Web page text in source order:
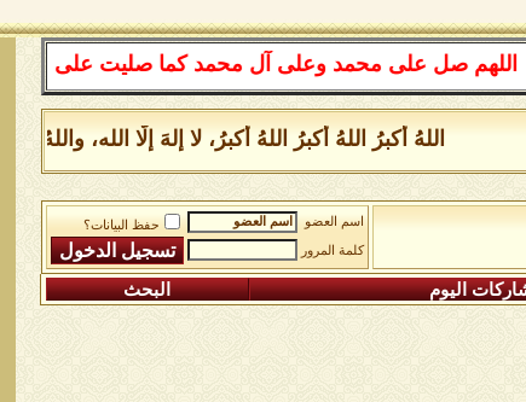
صل على محمد وعلى آل محمد كما صليت على إبراهيم
اللهُ أكبرُ اللهُ أكبرُ اللهُ أكبرُ، لا إلهَ إلَّا الله،
اسم العضو
حفظ البيانات؟
كلمة المرور
اليوم البحث